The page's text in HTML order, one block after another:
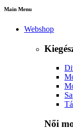
Main Menu
Webshop
Női